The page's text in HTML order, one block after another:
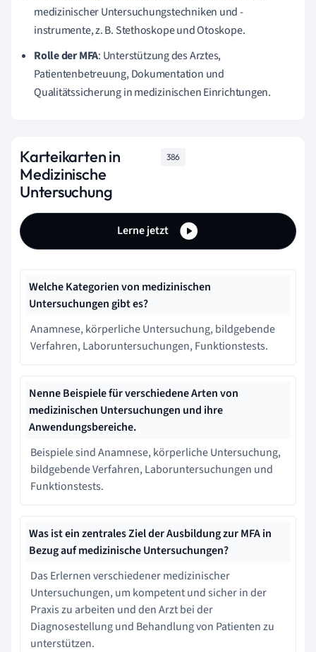
medizinischer Untersuchungstechniken und -
instrumente, z. B. Stethoskope und Otoskope.
Rolle der MFA: Unterstützung des Arztes,
Patientenbetreuung, Dokumentation und
Qualitätssicherung in medizinischen Einrichtungen.
Karteikarten in
Medizinische
Untersuchung
386
Lerne jetzt
Welche Kategorien von medizinischen
Untersuchungen gibt es?
Anamnese, körperliche Untersuchung, bildgebende
Verfahren, Laboruntersuchungen, Funktionstests.
Nenne Beispiele für verschiedene Arten von
medizinischen Untersuchungen und ihre
Anwendungsbereiche.
Beispiele sind Anamnese, körperliche Untersuchung,
bildgebende Verfahren, Laboruntersuchungen und
Funktionstests.
Was ist ein zentrales Ziel der Ausbildung zur MFA in
Bezug auf medizinische Untersuchungen?
Das Erlernen verschiedener medizinischer
Untersuchungen, um kompetent und sicher in der
Praxis zu arbeiten und den Arzt bei der
Diagnosestellung und Behandlung von Patienten zu
unterstützen.